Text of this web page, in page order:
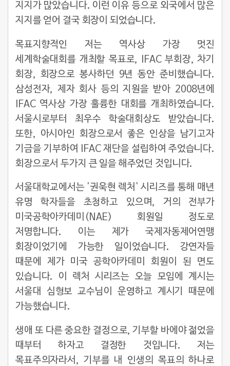
지지가 많았습니다. 이런 이유 등으로 외국에서 많은
지지를 얻어 결국 회장이 되었습니다.
목표지향적인 저는 역사상 가장 멋진
세계학술대회를 개최할 목표로, IFAC 부회장, 차기
회장, 회장으로 봉사하던 9년 동안 준비했습니다.
삼성전자, 제자 회사 등의 지원을 받아 2008년에
IFAC 역사상 가장 훌륭한 대회를 개최하였습니다.
서울시로부터 최우수 학술대회상도 받았습니다.
또한, 아시아인 회장으로서 좋은 인상을 남기고자
기금을 기부하여 IFAC 재단을 설립하여 주었습니다.
회장으로서 두가지 큰 일을 해주었던 것입니다.
서울대학교에서는 '권욱현 렉처' 시리즈를 통해 매년
유명 학자들을 초청하고 있으며, 거의 전부가
미국공학아카데미(NAE) 회원일 정도로
저명합니다. 이는 제가 국제자동제어연맹
회장이었기에 가능한 일이었습니다. 강연자들
때문에 제가 미국 공학아카데미 회원이 된 면도
있습니다. 이 렉처 시리즈는 오늘 모임에 계시는
서울대 심형보 교수님이 운영하고 계시기 때문에
가능했습니다.
생애 또 다른 중요한 결정으로, 기부할 바에야 젊었을
때부터 하자고 결정한 것입니다. 저는
목표주의자라서, 기부를 내 인생의 목표의 하나로